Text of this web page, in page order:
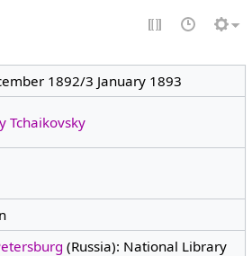
1892/3 January 1893
Tchaikovsky
(Russia): National Library